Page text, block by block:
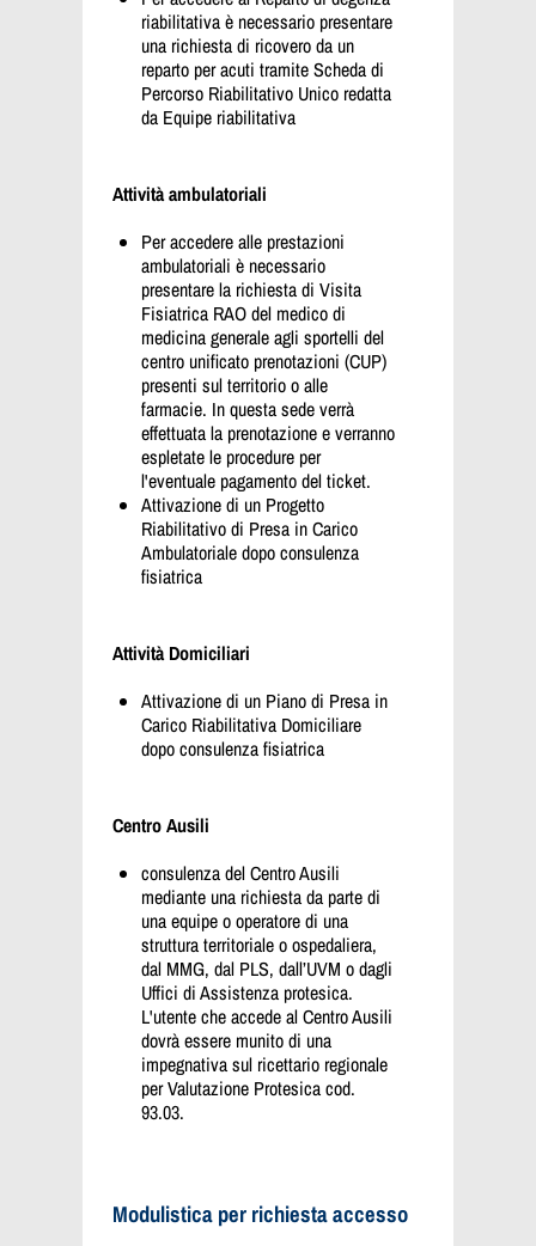
riabilitativa è necessario presentare
una richiesta di ricovero da un
reparto per acuti tramite Scheda di
Percorso Riabilitativo Unico redatta
da Equipe riabilitativa
Attività ambulatoriali
Per accedere alle prestazioni
ambulatoriali è necessario
presentare la richiesta di Visita
Fisiatrica RAO del medico di
medicina generale agli sportelli del
centro unificato prenotazioni (CUP)
presenti sul territorio o alle
farmacie. In questa sede verrà
effettuata la prenotazione e verranno
espletate le procedure per
l'eventuale pagamento del ticket.
Attivazione di un Progetto
Riabilitativo di Presa in Carico
Ambulatoriale dopo consulenza
fisiatrica
Attività Domiciliari
Attivazione di un Piano di Presa in
Carico Riabilitativa Domiciliare
dopo consulenza fisiatrica
Centro Ausili
consulenza del Centro Ausili
mediante una richiesta da parte di
una equipe o operatore di una
struttura territoriale o ospedaliera,
dal MMG, dal PLS, dall’UVM o dagli
Uffici di Assistenza protesica.
L'utente che accede al Centro Ausili
dovrà essere munito di una
impegnativa sul ricettario regionale
per Valutazione Protesica cod.
93.03.
Modulistica per richiesta accesso